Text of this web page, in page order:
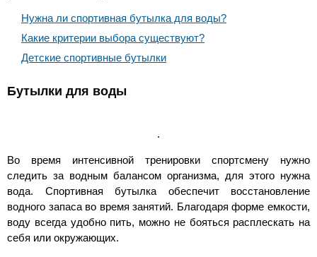
Нужна ли спортивная бутылка для воды?
Какие критерии выбора существуют?
Детские спортивные бутылки
Бутылки для воды
.
Во время интенсивной тренировки спортсмену нужно
следить за водным балансом организма, для этого нужна
вода. Спортивная бутылка обеспечит восстановление
водного запаса во время занятий. Благодаря форме емкости,
воду всегда удобно пить, можно не бояться расплескать на
себя или окружающих.